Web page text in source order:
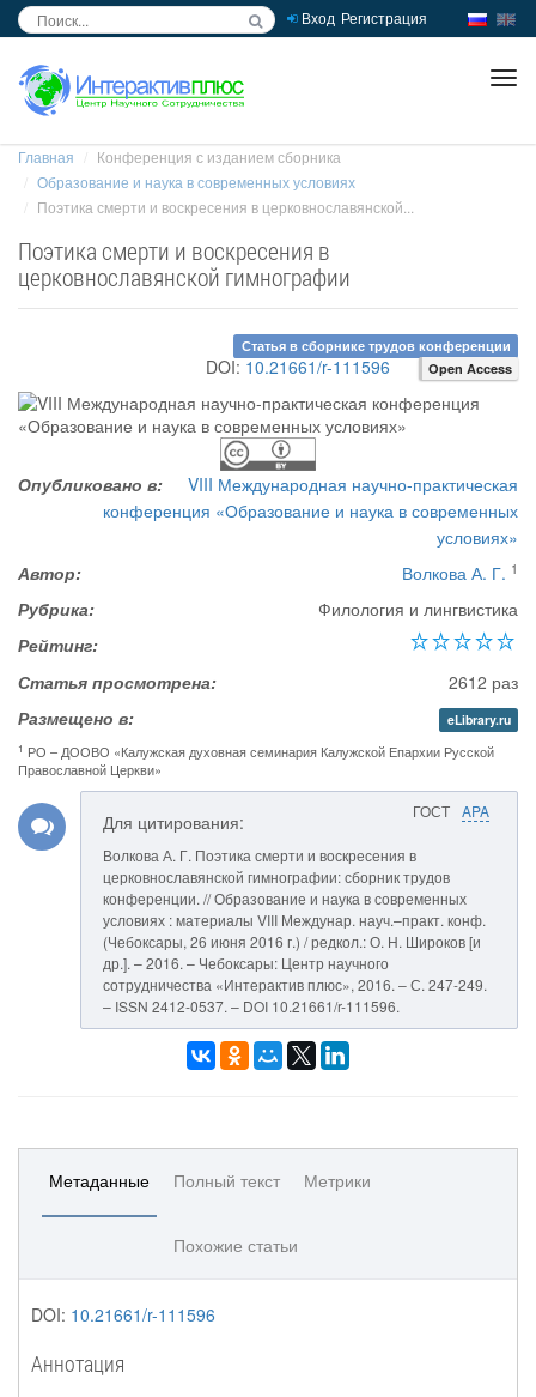
Вход Регистрация
Главная
Конференция с изданием сборника
Образование и наука в современных условиях
Поэтика смерти и воскресения в церковнославянской...
Поэтика смерти и воскресения в
церковнославянской гимнографии
Статья в сборнике трудов конференции
DOI: 10.21661/r-111596 Open Access
Опубликовано в:
VIII Международная научно-практическая
конференция «Образование и наука в современных
условиях»
Автор:
Волкова А. Г. 1
Рубрика:
Филология и лингвистика
Рейтинг:
Статья просмотрена:
2612 раз
Размещено в:
eLibrary.ru
1 РО – ДООВО «Калужская духовная семинария Калужской Епархии Русской
Православной Церкви»
ГОСТ APA
Для цитирования:
Волкова А. Г. Поэтика смерти и воскресения в
церковнославянской гимнографии: сборник трудов
конференции. // Образование и наука в современных
условиях : материалы VIII Междунар. науч.–практ. конф.
(Чебоксары, 26 июня 2016 г.) / редкол.: О. Н. Широков [и
др.]. – 2016. – Чебоксары: Центр научного
сотрудничества «Интерактив плюс», 2016. – С. 247-249.
– ISSN 2412-0537. – DOI 10.21661/r-111596.
Метаданные Полный текст Метрики
Похожие статьи
DOI: 10.21661/r-111596
Аннотация